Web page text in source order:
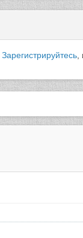
Зарегистрируйтесь